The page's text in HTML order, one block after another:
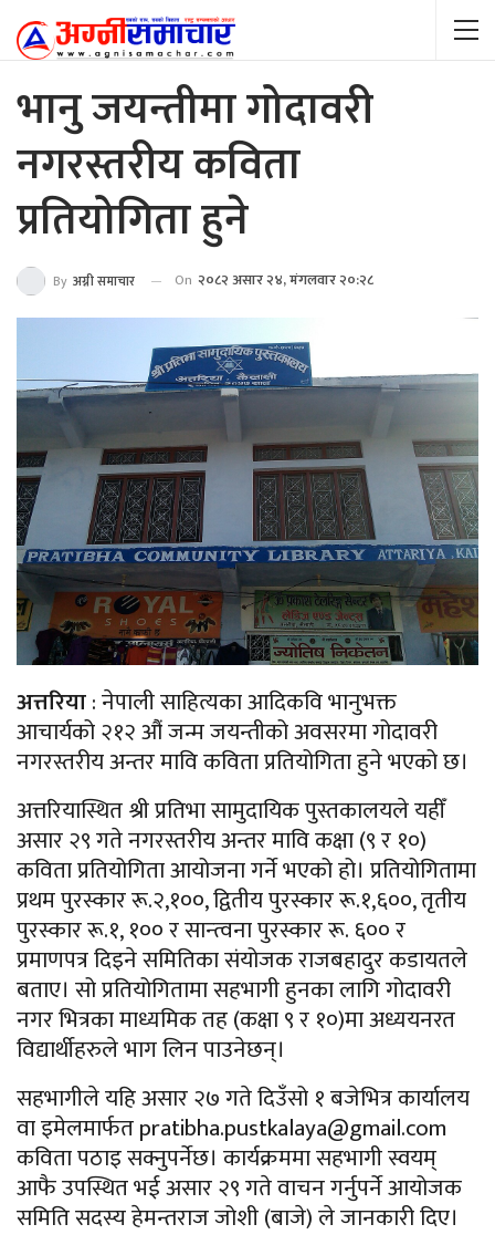
भानु जयन्तीमा गोदावरी
नगरस्तरीय कविता
प्रतियोगिता हुने
By अग्नी समाचार On २०८२ असार २४, मंगलवार २०:२८
अत्तरिया: नेपाली साहित्यका आदिकवि भानुभक्त
आचार्यको २१२ औं जन्म जयन्तीको अवसरमा गोदावरी
नगरस्तरीय अन्तर मावि कविता प्रतियोगिता हुने भएको छ।
अत्तरियास्थित श्री प्रतिभा सामुदायिक पुस्तकालयले यहीँ
असार २९ गते नगरस्तरीय अन्तर मावि कक्षा (९ र १०)
कविता प्रतियोगिता आयोजना गर्ने भएको हो। प्रतियोगितामा
प्रथम पुरस्कार रू.२,१००, द्वितीय पुरस्कार रू.१,६००, तृतीय
पुरस्कार रू.१, १०० र सान्त्वना पुरस्कार रू. ६०० र
प्रमाणपत्र दिइने समितिका संयोजक राजबहादुर कडायतले
बताए। सो प्रतियोगितामा सहभागी हुनका लागि गोदावरी
नगर भित्रका माध्यमिक तह (कक्षा ९ र १०)मा अध्ययनरत
विद्यार्थीहरुले भाग लिन पाउनेछन्।
सहभागीले यहि असार २७ गते दिउँसो १ बजेभित्र कार्यालय
वा इमेलमार्फतpratibha.pustkalaya@gmail.com
कविता पठाइ सक्नुपर्नेछ। कार्यक्रममा सहभागी स्वयम्
आफै उपस्थित भई असार २९ गते वाचन गर्नुपर्ने आयोजक
समिति सदस्य हेमन्तराज जोशी (बाजे) ले जानकारी दिए।